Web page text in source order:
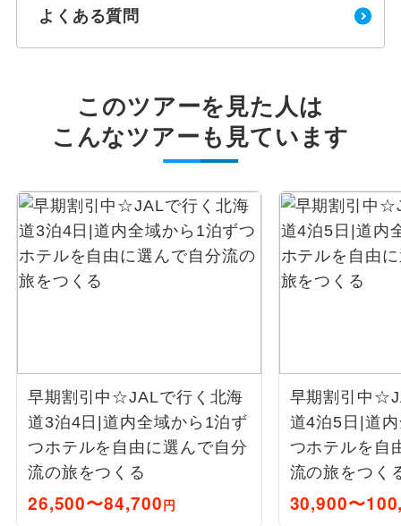
よくある質問
このツアーを見た人は
こんなツアーも見ています
早期割引中☆JALで行く北海
道3泊4日|道内全域から1泊ず
つホテルを自由に選んで自分
流の旅をつくる
26,500〜84,700円
早期割引中
道4泊5日|道
つホテルを自
流の旅をつく
30,900〜